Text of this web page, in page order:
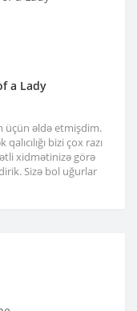
a Lady
üçün əldə etmişdim.
bizi çox razı
xidmətinizə görə
Sizə bol uğurlar